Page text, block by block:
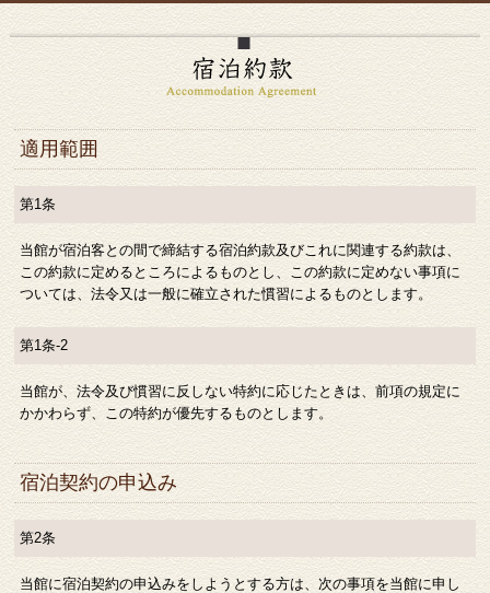
適用範囲
第1条
当館が宿泊客との間で締結する宿泊約款及びこれに関連する約款は、
この約款に定めるところによるものとし、この約款に定めない事項に
ついては、法令又は一般に確立された慣習によるものとします。
第1条-2
当館が、法令及び慣習に反しない特約に応じたときは、前項の規定に
かかわらず、この特約が優先するものとします。
宿泊契約の申込み
第2条
当館に宿泊契約の申込みをしようとする方は、次の事項を当館に申し